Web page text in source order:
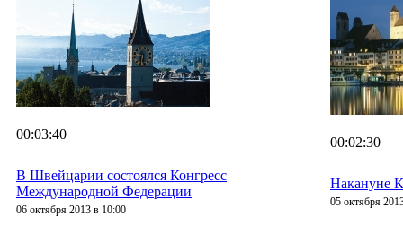
00:03:40
В Швейцарии состоялся Конгресс
Международной Федерации
06 октября 2013 в 10:00
00:02:30
Накануне
05 октября